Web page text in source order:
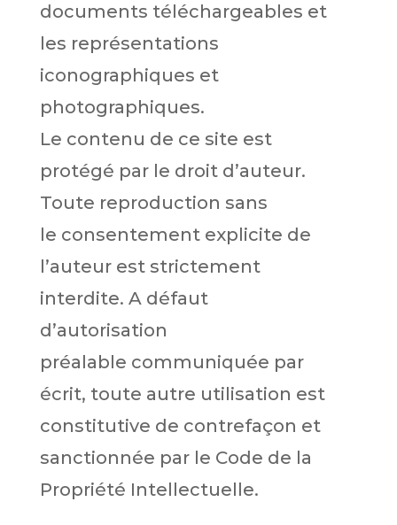
documents téléchargeables et
les représentations
iconographiques et
photographiques.
Le contenu de ce site est
protégé par le droit d’auteur.
Toute reproduction sans
le consentement explicite de
l’auteur est strictement
interdite. A défaut
d’autorisation
préalable communiquée par
écrit, toute autre utilisation est
constitutive de contrefaçon et
sanctionnée par le Code de la
Propriété Intellectuelle.